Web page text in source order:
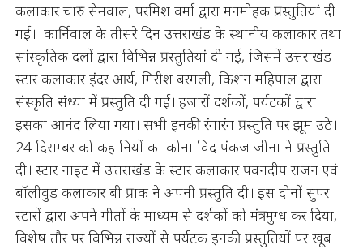
कलाकार चारु सेमवाल, परमिश वर्मा द्वारा मनमोहक प्रस्तुतियां दी
गई। कार्निवाल के तीसरे दिन उत्तराखंड के स्थानीय कलाकार तथा
सांस्कृतिक दलों द्वारा विभिन्न प्रस्तुतियां दी गई, जिसमें उत्तराखंड
स्टार कलाकार इंदर आर्य, गिरीश बरगली, किशन महिपाल द्वारा
संस्कृति संध्या में प्रस्तुति दी गई। हजारों दर्शकों, पर्यटकों द्वारा
इसका आनंद लिया गया। सभी इनकी रंगारंग प्रस्तुति पर झूम उठे।
24 दिसम्बर को कहानियों का कोना विद पंकज जीना ने प्रस्तुति
दी। स्टार नाइट में उत्तराखंड के स्टार कलाकार पवनदीप राजन एवं
बॉलीवुड कलाकार बी प्राक ने अपनी प्रस्तुति दी। इस दोनों सुपर
स्टारों द्वारा अपने गीतों के माध्यम से दर्शकों को मंत्रमुग्ध कर दिया,
विशेष तौर पर विभिन्न राज्यों से पर्यटक इनकी प्रस्तुतियों पर खूब